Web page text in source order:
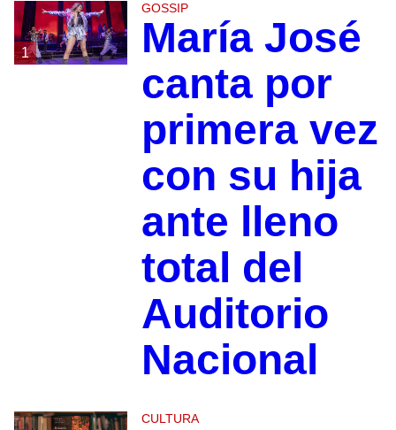
1
GOSSIP
María José
canta por
primera vez
con su hija
ante lleno
total del
Auditorio
Nacional
CULTURA